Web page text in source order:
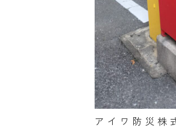
アイワ防災株